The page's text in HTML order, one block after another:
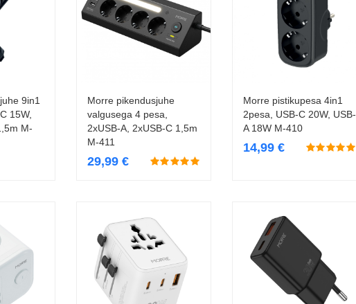
9in1
15W,
M-
Lisa korvi
Morre pikendusjuhe
valgusega 4 pesa,
2xUSB-A, 2xUSB-C 1,5m
M-411
29,99 €
Lisa korvi
Morre pistikupesa 4in1
2pesa, USB-C 20W, USB-
A 18W M-410
14,99 €